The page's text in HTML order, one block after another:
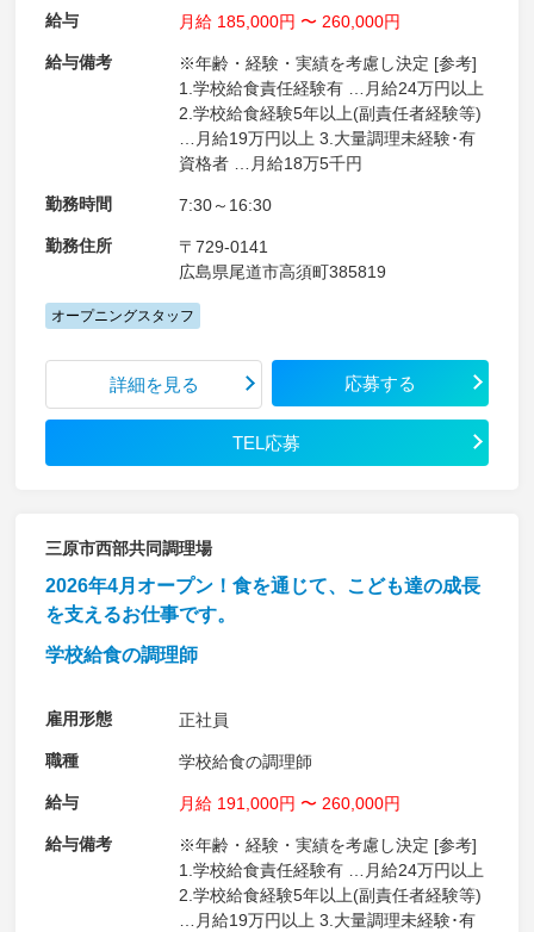
給与 月給 185,000円 〜 260,000円
給与備考
※年齢・経験・実績を考慮し決定 [参考]
1.学校給食責任経験有 …月給24万円以上
2.学校給食経験5年以上(副責任者経験等)
…月給19万円以上 3.大量調理未経験･有
資格者 …月給18万5千円
勤務時間 7:30～16:30
勤務住所
〒729-0141
広島県尾道市高須町385819
オープニングスタッフ
詳細を見る 応募する
TEL応募
三原市西部共同調理場
2026年4月オープン！食を通じて、こども達の成長
を支えるお仕事です。
学校給食の調理師
雇用形態 正社員
職種 学校給食の調理師
給与 月給 191,000円 〜 260,000円
給与備考
※年齢・経験・実績を考慮し決定 [参考]
1.学校給食責任経験有 …月給24万円以上
2.学校給食経験5年以上(副責任者経験等)
…月給19万円以上 3.大量調理未経験･有